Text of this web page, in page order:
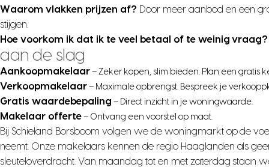
Waarom vlakken prijzen af? Door meer aanbod en een
stijgen.
Hoe voorkom ik dat ik te veel betaal of te weinig vraag?
aan de slag
Aankoopmakelaar– Zeker kopen, slim bieden. Plan een gratis
Verkoopmakelaar– Maximale opbrengst. Bespreek je
Gratis waardebepaling – Direct inzicht in je woningwaarde.
Makelaar offerte– Ontvang een voorstel op maat.
Bij Schieland Borsboom volgen we de woningmarkt op de
neemt. Onze makelaars kennen de regio Haaglanden als
sleuteloverdracht. Van maandag tot en met zaterdag staan